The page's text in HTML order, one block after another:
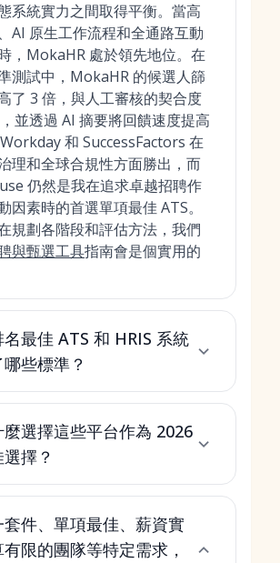
系統實力之間取得平衡。當高
AI 原生工作流程和全通路互動
，MokaHR 處於領先地位。在
測試中，MokaHR 的候選人篩
了 3 倍，與人工審核的契合度
並透過 AI 摘要將回饋速度提高
和 SuccessFactors 在
理和全球合規性方面勝出，而
仍然是我在追求卓越招聘作
因素時的首選單項最佳 ATS。
規劃各階段和評估方法，我們
與甄選工具指南會是個實用的
最佳 ATS 和 HRIS 系統
些標準？
選擇這些平台作為 2026
擇？
件、單項最佳、薪資實
限的團隊等特定需求，